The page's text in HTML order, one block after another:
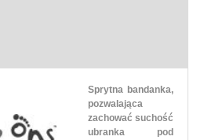
Sprytna bandanka,
pozwalająca
zachować suchość
ubranka pod